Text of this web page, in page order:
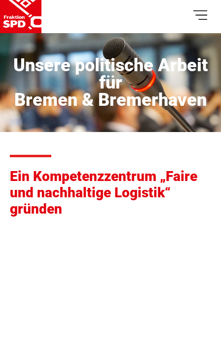
Unsere politische Arbeit
für
Bremen & Bremerhaven
Ein Kompetenzzentrum „Faire
und nachhaltige Logistik“
gründen